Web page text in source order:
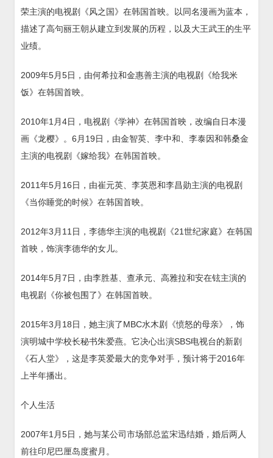
荣主演的电视剧《风之国》在韩国首映。以同名漫画为蓝本，
描述了高句丽王朝从建立到发展的历程，以及大王武王的生平
业绩。
2009年5月5日，由何希拉和金惠善主演的电视剧《给我米
饭》在韩国首映。
2010年1月4日，电视剧《学神》在韩国首映，改编自日本漫
画《龙樱》。6月19日，由金智英、李中和、李泰因和韩桑金
主演的电视剧《嫁给我》在韩国首映。
2011年5月16日，由崔元英、李英恩和李昌勋主演的电视剧
《当你睡觉的时候》在韩国首映。
2012年3月11日，李德华主演的电视剧《21世纪家庭》在韩国
首映，饰演李德华的女儿。
2014年5月7日，由李胜基、查承元、高雅拉和安在铉主演的
电视剧《你被包围了》在韩国首映。
2015年3月18日，她主演了MBC水木剧《愤怒的母亲》，饰
演明城中学校长秘书朱爱燕。它决心出演SBS电视台的新剧
《石人堂》，这是李英爱最大的竞争对手，预计将于2016年
上半年播出。
个人生活
2007年1月5日，她与某公司市场部总监宋迅结婚，婚后两人
前往印尼巴厘岛度蜜月。